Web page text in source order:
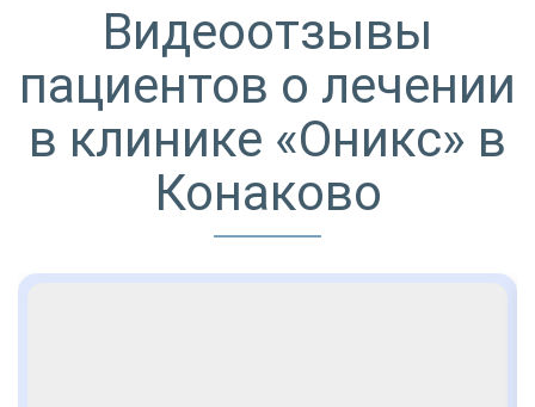
Видеоотзывы
пациентов о лечении
в клинике «Оникс» в
Конаково